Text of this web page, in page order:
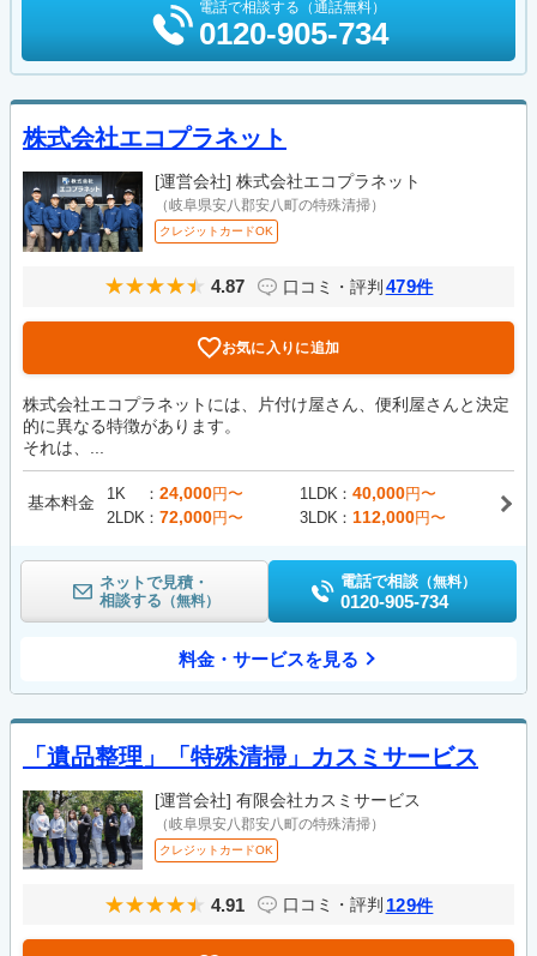
電話で相談する（通話無料）
0120-905-734
株式会社エコプラネット
[運営会社] 株式会社エコプラネット
（岐阜県安八郡安八町の特殊清掃）
クレジットカードOK
4.87 口コミ・評判 479件
お気に入りに追加
株式会社エコプラネットには、片付け屋さん、便利屋さんと決定
的に異なる特徴があります。
それは、...
基本料金 1K 24,000円〜 1LDK 40,000円〜
2LDK
72,000円〜 3LDK 112,000円〜
ネットで見積・
相談する （無料）
電話で相談 （無料）
0120-905-734
料金・サービスを見る
「遺品整理」「特殊清掃」カスミサービス
[運営会社] 有限会社カスミサービス
（岐阜県安八郡安八町の特殊清掃）
クレジットカードOK
4.91 口コミ・評判 129件